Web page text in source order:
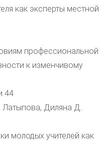
как эксперты местной
профессиональной
к изменчивому
44
Латыпова, Диляна Д.
молодых учителей как